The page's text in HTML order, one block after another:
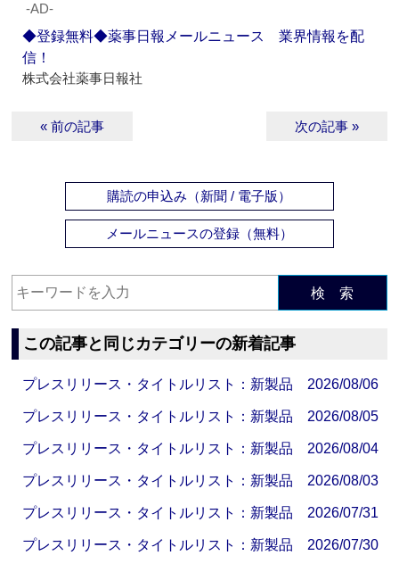
‐AD‐
◆登録無料◆薬事日報メールニュース 業界情報を配
信！
株式会社薬事日報社
« 前の記事 次の記事 »
購読の申込み（新聞 / 電子版）
メールニュースの登録（無料）
検 索
この記事と同じカテゴリーの新着記事
プレスリリース・タイトルリスト：新製品 2026/08/06
プレスリリース・タイトルリスト：新製品 2026/08/05
プレスリリース・タイトルリスト：新製品 2026/08/04
プレスリリース・タイトルリスト：新製品 2026/08/03
プレスリリース・タイトルリスト：新製品 2026/07/31
プレスリリース・タイトルリスト：新製品 2026/07/30